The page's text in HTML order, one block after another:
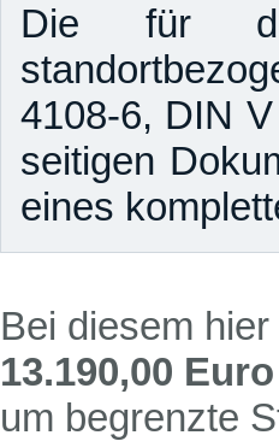
Die für
4108-6, DIN
seitigen
eines
Bei diesem
13.190,00 Euro
um begrenzte